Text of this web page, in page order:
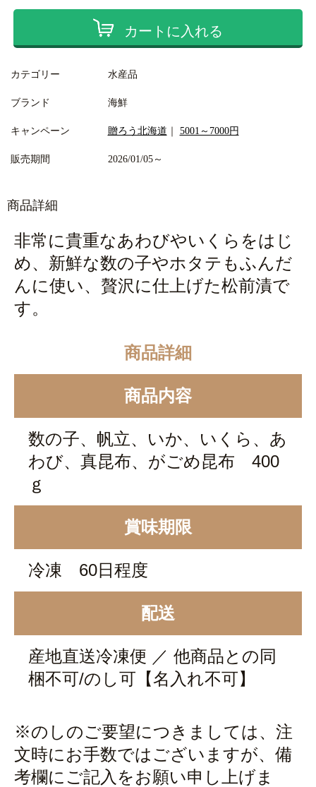
カートに入れる
カテゴリー 水産品
ブランド 海鮮
キャンペーン 贈ろう北海道 5001～7000円
販売期間 2026/01/05～
商品詳細
非常に貴重なあわびやいくらをはじ
め、 新鮮な数の子やホタテもふんだ
んに使い、贅沢に仕上げた松前漬で
す。
商品詳細
商品内容
数の子、帆立、いか、いくら、あ
わび、真昆布、がごめ昆布 400
ｇ
賞味期限
冷凍 60日程度
配送
産地直送冷凍便 ／ 他商品との同
梱不可/のし可【名入れ不可】
※のしのご要望につきましては、注
文時にお手数ではございますが、備
考欄にご記入をお願い申し上げま